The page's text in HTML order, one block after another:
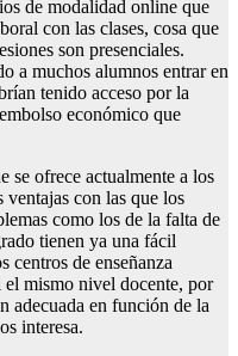
de modalidad online que
con las clases, cosa que
son presenciales.
a muchos alumnos entrar en
tenido acceso por la
económico que
se ofrece actualmente a los
ventajas con las que los
como los de la falta de
tienen ya una fácil
centros de enseñanza
el mismo nivel docente, por
adecuada en función de la
interesa.